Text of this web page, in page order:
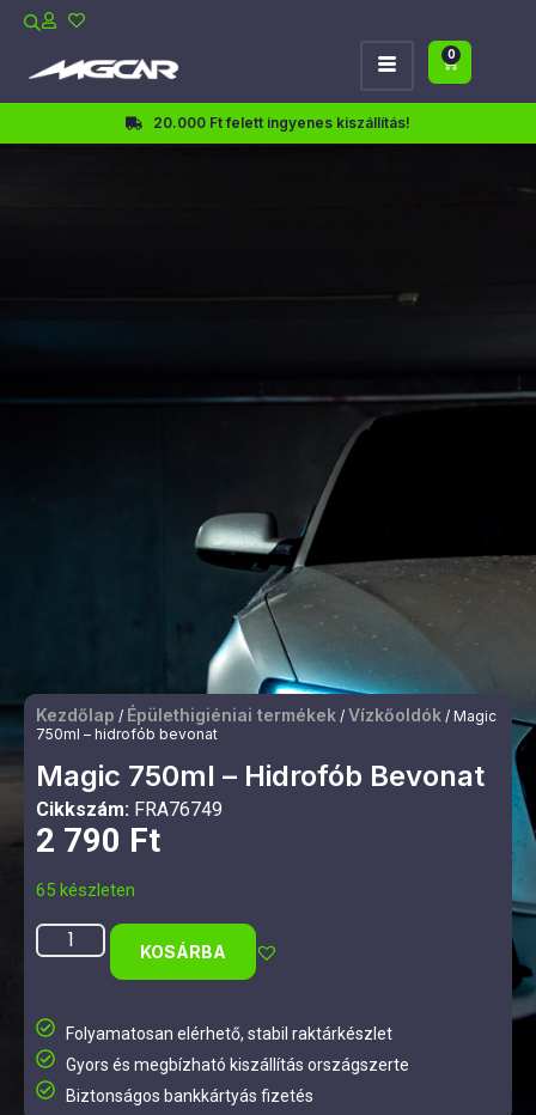
0
20.000 Ft felett ingyenes kiszállítás!
Kezdőlap / Épülethigiéniai termékek / Vízkőoldók / Magic
750ml – hidrofób bevonat
Magic 750ml – Hidrofób Bevonat
Cikkszám: FRA76749
2 790 Ft
65 készleten
KOSÁRBA
Folyamatosan elérhető, stabil raktárkészlet
Gyors és megbízható kiszállítás országszerte
Biztonságos bankkártyás fizetés